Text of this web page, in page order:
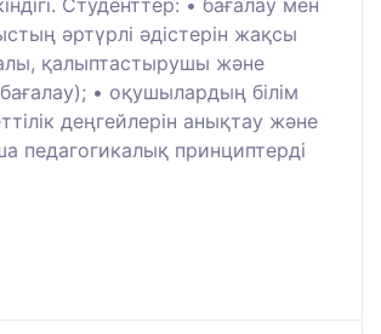
әртүрлі әдістерін жақсы
қалыптастырушы және
• оқушылардың білім
деңгейлерін анықтау және
педагогикалық принциптерді